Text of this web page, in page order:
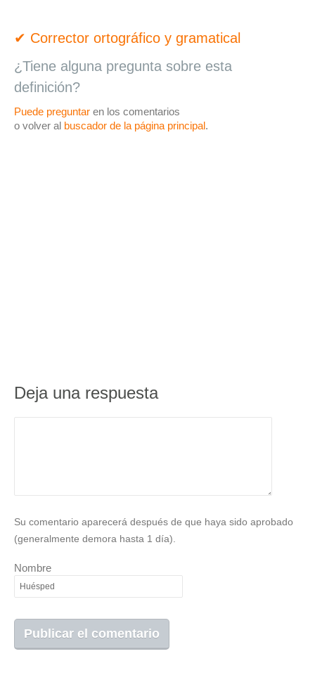
✔ Corrector ortográfico y gramatical
¿Tiene alguna pregunta sobre esta
definición?
Puede preguntar en los comentarios
o volver al buscador de la página principal.
Deja una respuesta
Su comentario aparecerá después de que haya sido aprobado
(generalmente demora hasta 1 día).
Nombre